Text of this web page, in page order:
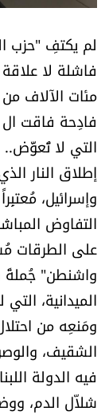
خاص الموقع
كتّابنا
تحت
آراء
اقتصاد
العالم
الصحافة
ثقافة
فصل من كتاب
لم يكتفِ "حزب
فاشلة لا
مئات الآلاف
التي لا
إطلاق النار
وإسرائيل،
التفاوض
على الطرقات
واشنطن" جُملةً
الميدانية،
الشقيف،
فيه الدولة
شلاّل الدم،